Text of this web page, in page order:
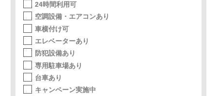
24時間利用可
空調設備・エアコンあり
車横付け可
エレベーターあり
防犯設備あり
専用駐車場あり
台車あり
キャンペーン実施中